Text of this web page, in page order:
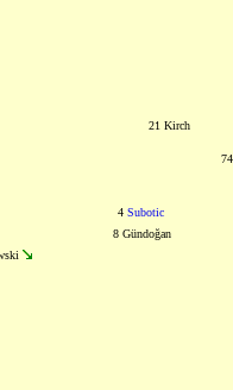
21 Kirch
4 Subotic
8 Gündoğan